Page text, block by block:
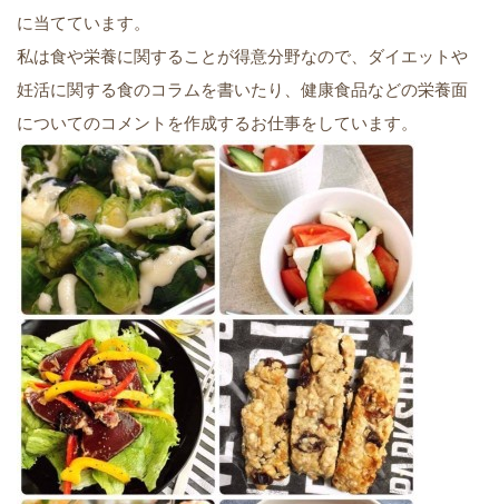
に当てています。
私は食や栄養に関することが得意分野なので、ダイエットや
妊活に関する食のコラムを書いたり、健康食品などの栄養面
についてのコメントを作成するお仕事をしています。